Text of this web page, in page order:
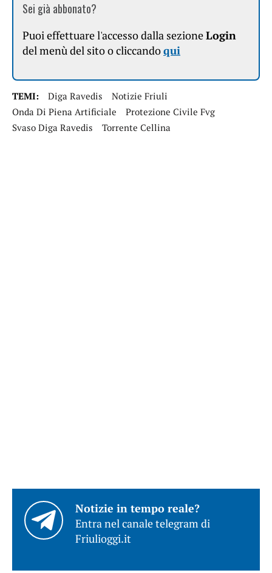
Sei già abbonato?
Puoi effettuare l'accesso dalla sezioneLogin
del menù del sito o cliccandoqui
TEMI: Diga Ravedis
Notizie Friuli
Onda Di Piena Artificiale
Protezione Civile Fvg
Svaso Diga Ravedis
Torrente Cellina
Notizie in tempo reale?
Entra nel canale telegram di
Friulioggi.it